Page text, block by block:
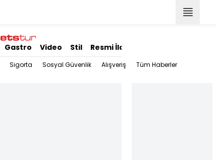
Gastro Video Stil Resmi İlanlar
Sigorta Sosyal Güvenlik Alışveriş Tüm Haberler